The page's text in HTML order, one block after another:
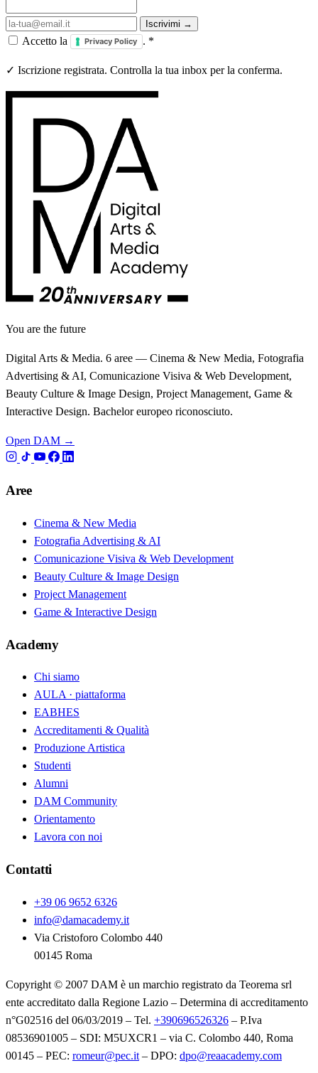
Iscrivimi →
Accetto la Privacy Policy . *
✓ Iscrizione registrata. Controlla la tua inbox per la conferma.
You are the future
Digital Arts & Media. 6 aree — Cinema & New Media, Fotografia
Advertising & AI, Comunicazione Visiva & Web Development,
Beauty Culture & Image Design, Project Management, Game &
Interactive Design. Bachelor europeo riconosciuto.
Open DAM →
Aree
Cinema & New Media
Fotografia Advertising & AI
Comunicazione Visiva & Web Development
Beauty Culture & Image Design
Project Management
Game & Interactive Design
Academy
Chi siamo
AULA · piattaforma
EABHES
Accreditamenti & Qualità
Produzione Artistica
Studenti
Alumni
DAM Community
Orientamento
Lavora con noi
Contatti
+39 06 9652 6326
info@damacademy.it
Via Cristoforo Colombo 440
00145 Roma
Copyright © 2007 DAM è un marchio registrato da Teorema srl
ente accreditato dalla Regione Lazio – Determina di accreditamento
n°G02516 del 06/03/2019 – Tel. +390696526326 – P.Iva
08536901005 – SDI: M5UXCR1 – via C. Colombo 440, Roma
00145 – PEC: romeur@pec.it – DPO: dpo@reaacademy.com